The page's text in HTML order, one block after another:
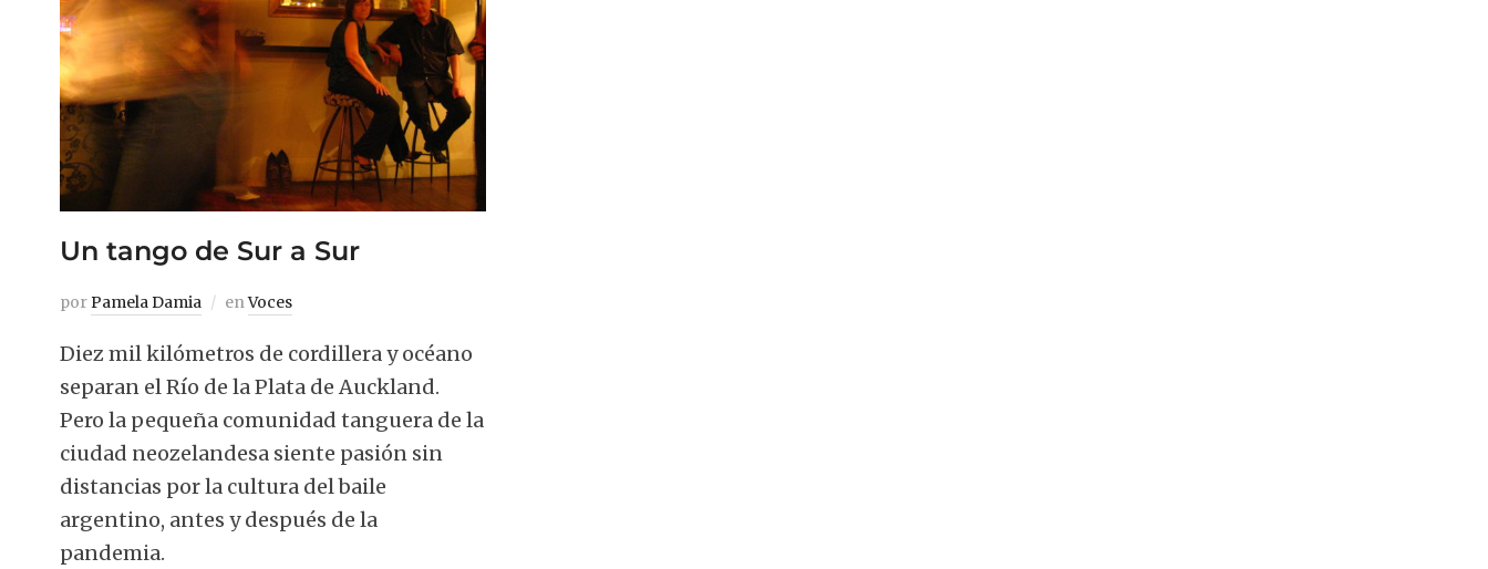
Un tango de Sur a Sur
porPamela Damia enVoces
Diez mil kilómetros de cordillera y océano
separan el Río de la Plata de Auckland.
Pero la pequeña comunidad tanguera de la
ciudad neozelandesa siente pasión sin
distancias por la cultura del baile
argentino, antes y después de la
pandemia.